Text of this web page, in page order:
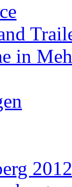
in
2012